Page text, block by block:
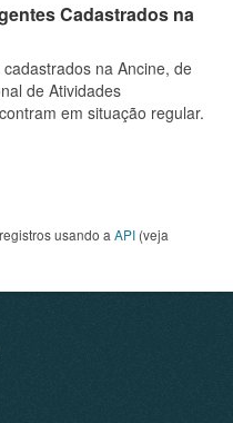
Cadastrados na
na Ancine, de
de Atividades
em situação regular.
usando a API (veja